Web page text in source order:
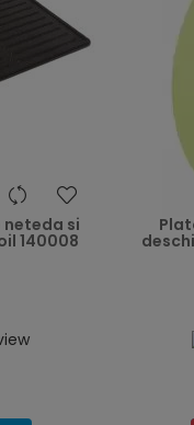
heart
si
140008